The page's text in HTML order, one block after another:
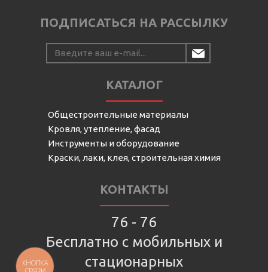
ПОДПИСАТЬСЯ НА РАССЫЛКУ
КАТАЛОГ
Общестроительные материалы
Кровля, утепление, фасад
Инструменты и оборудование
Краски, лаки, клея, строительная химия
КОНТАКТЫ
76 - 76
Бесплатно с мобильных и
стационарных
КНОПКА